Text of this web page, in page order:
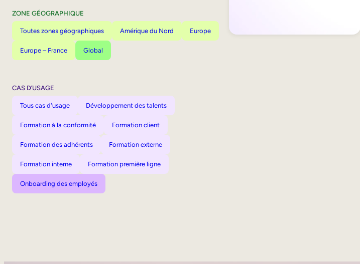
ZONE GÉOGRAPHIQUE
Toutes zones géographiques Amérique du Nord Europe
Europe – France Global
CAS D’USAGE
Tous cas d'usage Développement des talents
Formation à la conformité Formation client
Formation des adhérents Formation externe
Formation interne Formation première ligne
Onboarding des employés